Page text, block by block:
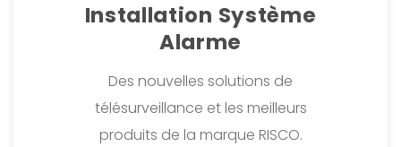
Installation Système
Alarme
Des nouvelles solutions de
télésurveillance et les meilleurs
produits de la marque RISCO.